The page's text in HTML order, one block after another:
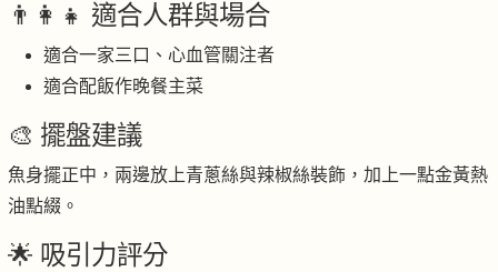
👨‍👩‍👧 適合人群與場合
適合一家三口、心血管關注者
適合配飯作晚餐主菜
🎨 擺盤建議
魚身擺正中，兩邊放上青蔥絲與辣椒絲裝飾，加上一點金黃熱
油點綴。
🌟 吸引力評分